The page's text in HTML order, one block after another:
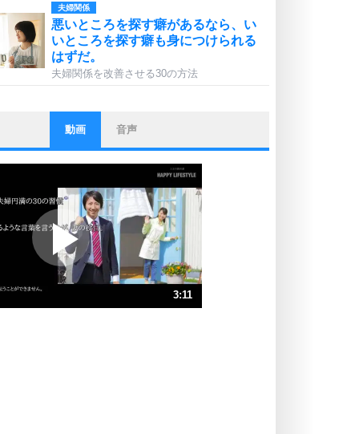
夫婦関係
悪いところを探す癖があるなら、い
いところを探す癖も身につけられる
はずだ。
夫婦関係を改善させる30の方法
ストレス対策
他人と比べない。
いっそのこと、他人を見ない。
プラス思考
ポジティブになれない原因は、行動
しないから。
ポジティブ思考になる30の方法
ストレス対策
動画 音声
3:11